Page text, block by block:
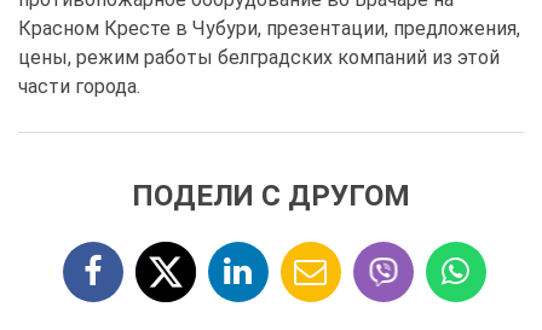
Красном Кресте в Чубури, презентации, предложения,
цены, режим работы белградских компаний из этой
части города.
ПОДЕЛИ С ДРУГОМ